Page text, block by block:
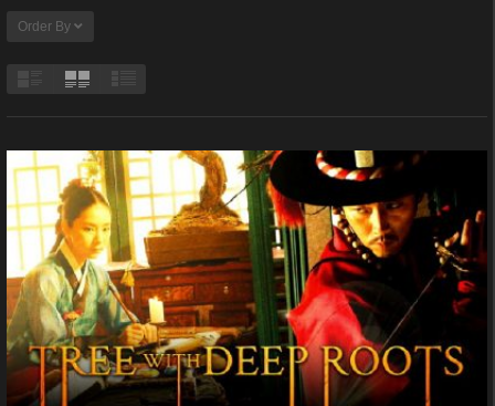
Order By